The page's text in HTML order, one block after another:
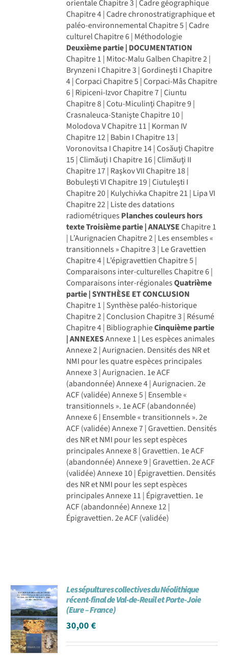
orientale Chapitre 3 | Cadre géographique
Chapitre 4 | Cadre chronostratigraphique et
paléo-environnemental Chapitre 5 | Cadre
culturel Chapitre 6 | Méthodologie
Deuxième partie | DOCUMENTATION
Chapitre 1 | Mitoc-Malu Galben Chapitre 2 |
Brynzeni I Chapitre 3 | Gordineşti I Chapitre
4 | Corpaci Chapitre 5 | Corpaci-Mâs Chapitre
6 | Ripiceni-Izvor Chapitre 7 | Ciuntu
Chapitre 8 | Cotu-Miculinţi Chapitre 9 |
Crasnaleuca-Stanişte Chapitre 10 |
Molodova V Chapitre 11 | Korman IV
Chapitre 12 | Babin I Chapitre 13 |
Voronovitsa I Chapitre 14 | Cosăuţi Chapitre
15 | Climăuţi I Chapitre 16 | Climăuţi II
Chapitre 17 | Raşkov VII Chapitre 18 |
Bobuleşti VI Chapitre 19 | Ciutuleşti I
Chapitre 20 | Kulychivka Chapitre 21 | Lipa VI
Chapitre 22 | Liste des datations
radiométriques Planches couleurs hors
texteTroisième partie | ANALYSEChapitre 1
| L’Aurignacien Chapitre 2 | Les ensembles «
transitionnels » Chapitre 3 | Le Gravettien
Chapitre 4 | L’épigravettien Chapitre 5 |
Comparaisons inter-culturelles Chapitre 6 |
Comparaisons inter-régionalesQuatrième
partie | SYNTHÈSE ET CONCLUSION
Chapitre 1 | Synthèse paléo-historique
Chapitre 2 | Conclusion Chapitre 3 | Résumé
Chapitre 4 | BibliographieCinquième partie
| ANNEXESAnnexe 1 | Les espèces animales
Annexe 2 | Aurignacien. Densités des NR et
NMI pour les quatre espèces principales
Annexe 3 | Aurignacien. 1e ACF
(abandonnée) Annexe 4 | Aurignacien. 2e
ACF (validée) Annexe 5 | Ensemble «
transitionnels ». 1e ACF (abandonnée)
Annexe 6 | Ensemble « transitionnels ». 2e
ACF (validée) Annexe 7 | Gravettien. Densités
des NR et NMI pour les sept espèces
principales Annexe 8 | Gravettien. 1e ACF
(abandonnée) Annexe 9 | Gravettien. 2e ACF
(validée) Annexe 10 | Épigravettien. Densités
des NR et NMI pour les sept espèces
principales Annexe 11 | Épigravettien. 1e
ACF (abandonnée) Annexe 12 |
Épigravettien. 2e ACF (validée)
Les sépultures collectives du Néolithique
récent-final de Val-de-Reuil et Porte-Joie
(Eure – France)
30,00€